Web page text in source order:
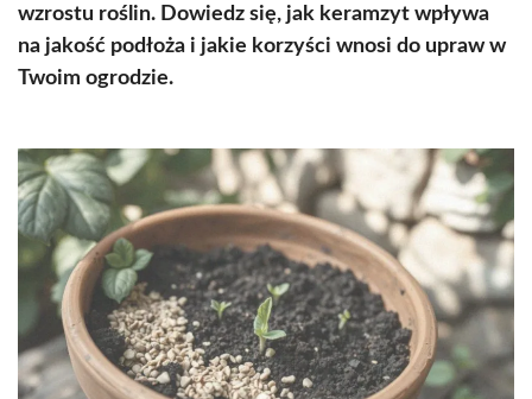
wzrostu roślin. Dowiedz się, jak keramzyt wpływa
na jakość podłoża i jakie korzyści wnosi do upraw w
Twoim ogrodzie.